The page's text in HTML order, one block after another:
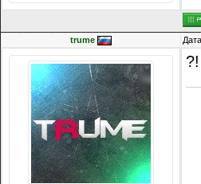
trume
?!